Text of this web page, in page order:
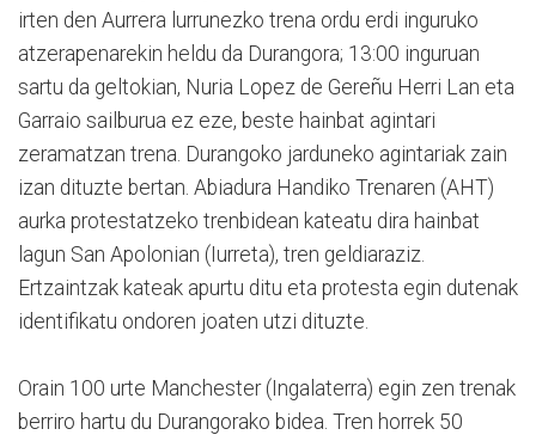
irten den Aurrera lurrunezko trena ordu erdi inguruko
atzerapenarekin heldu da Durangora; 13:00 inguruan
sartu da geltokian, Nuria Lopez de Gereñu Herri Lan eta
Garraio sailburua ez eze, beste hainbat agintari
zeramatzan trena. Durangoko jarduneko agintariak zain
izan dituzte bertan. Abiadura Handiko Trenaren (AHT)
aurka protestatzeko trenbidean kateatu dira hainbat
lagun San Apolonian (Iurreta), tren geldiaraziz.
Ertzaintzak kateak apurtu ditu eta protesta egin dutenak
identifikatu ondoren joaten utzi dituzte.
Orain 100 urte Manchester (Ingalaterra) egin zen trenak
berriro hartu du Durangorako bidea. Tren horrek 50